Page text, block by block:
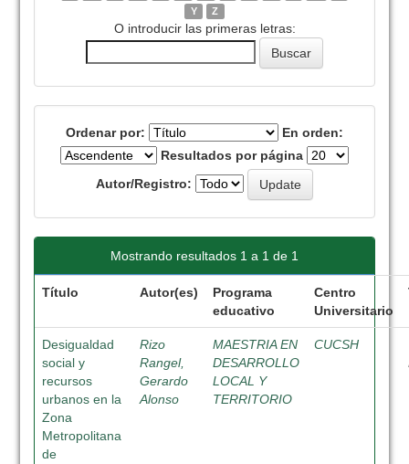
Y
Z
O introducir las primeras letras:
Ordenar por:
En orden:
Resultados por página
Autor/Registro:
Mostrando resultados 1 a 1 de 1
Título Autor(es)
Programa
educativo
Centro
Universitario
Desigualdad
social y
recursos
urbanos en la
Zona
Metropolitana
de
Rizo
Rangel,
Gerardo
Alonso
MAESTRIA EN
DESARROLLO
LOCAL Y
TERRITORIO
CUCSH